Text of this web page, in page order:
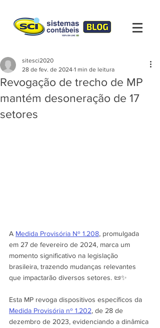
Revogação de trecho de MP
mantém desoneração de 17
setores
sitesci2020
28 de fev. de 2024 1 min de leitura
A Medida Provisória Nº 1.208, promulgada
em 27 de fevereiro de 2024, marca um
momento significativo na legislação
brasileira, trazendo mudanças relevantes
que impactarão diversos setores. 📜✨
Esta MP revoga dispositivos específicos da
Medida Provisória nº 1.202, de 28 de
dezembro de 2023, evidenciando a dinâmica